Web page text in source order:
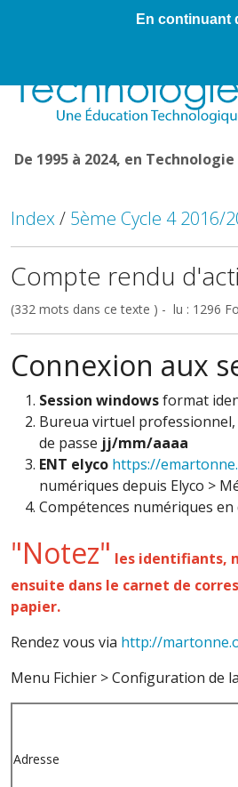
Cahier de textes
De 1995 à 2024, en
Index/ 5ème Cycle 4 2016/
Compte rendu
(332 mots dans ce texte ) - lu : 1296
Connexion aux
Session windowsformat
Bureua virtuel professionnel,
de passe jj/mm/aaaa
ENT elyco https://
numériques depuis Elyco >
Compétences numériques en
"Notez" les identifiants,
ensuite dans le carnet de
papier.
Rendez vous via http://
Menu Fichier > Configuration de
Adresse
En continuant